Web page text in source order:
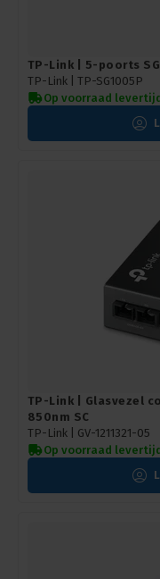
TP-Link | 5-poorts
TP-Link | TP-SG1005P
Op voorraad
TP-Link | Glasvezel
850nm SC
TP-Link | GV-1211321-05
Op voorraad